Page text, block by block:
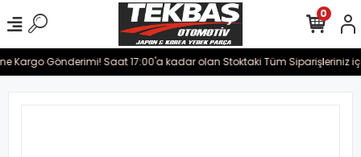
Kargo Gönderimi! Saat 17:00'a kadar olan Stoktaki Tüm Siparişleriniz
0